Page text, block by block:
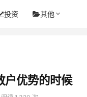
投资 其他
户优势的时候